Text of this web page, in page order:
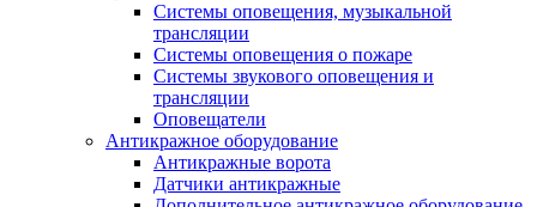
Системы оповещения, музыкальной
трансляции
Системы оповещения о пожаре
Системы звукового оповещения и
трансляции
Оповещатели
Антикражное оборудование
Антикражные ворота
Датчики антикражные